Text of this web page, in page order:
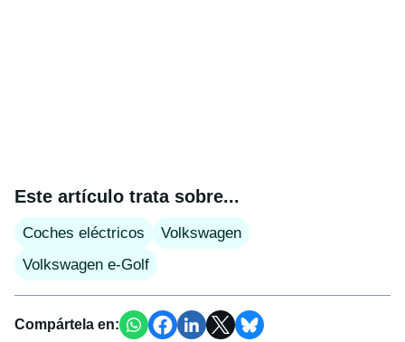
Este artículo trata sobre...
Coches eléctricos
Volkswagen
Volkswagen e-Golf
Compártela en: